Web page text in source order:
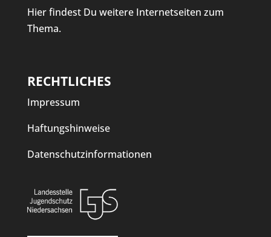
Hier findest Du weitere Internetseiten zum
Thema.
RECHTLICHES
Impressum
Haftungshinweise
Datenschutzinformationen